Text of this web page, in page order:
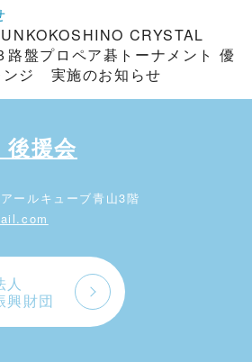
CRYSTAL
盤プロペア碁トーナメント 優
ンジ 実施のお知らせ
援会
ールキューブ青山3階
人
興財団